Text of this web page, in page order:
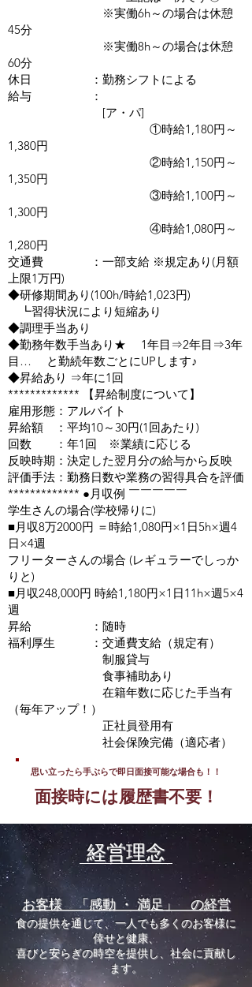
※実働6h～の場合は休憩
45分
※実働8h～の場合は休憩
60分
休日 ：勤務シフトによる
給与 ：
[ア・パ]
①時給1,180円～
1,380円
②時給1,150円～
1,350円
③時給1,100円～
1,300円
④時給1,080円～
1,280円
交通費 ：一部支給 ※規定あり(月額
上限1万円)
◆研修期間あり(100h/時給1,023円)
┗習得状況により短縮あり
◆調理手当あり
◆勤務年数手当あり★ 1年目⇒2年目⇒3年
目… と勤続年数ごとにUPします♪
◆昇給あり ⇒年に1回
************* 【昇給制度について】
雇用形態：アルバイト
昇給額 ：平均10～30円(1回あたり)
回数 ：年1回 ※業績に応じる
反映時期：決定した翌月分の給与から反映
評価手法：勤務日数や業務の習得具合を評価
************* ●月収例 ￣￣￣￣￣
学生さんの場合(学校帰りに)
■月収8万2000円 ＝時給1,080円×1日5h×週4
日×4週
フリーターさんの場合 (レギュラーでしっか
りと)
​■月収248,000円 時給1,180円×1日11h×週5×4
週
昇給 ：随時
​福利厚生 ：交通費支給（規定有）
制服貸与
食事補助あり
在籍年数に応じた手当有
（毎年アップ！）
正社員登用有
社会保険完備（適応者）
思い立ったら手ぶらで即日面接可能な場合も！！
面接時には履歴書不要！
経営理念
お客様 「感動 ・ 満足」 の経営
食の提供を通じて、一人でも多くのお客様に
倖せと健康、
喜びと安らぎの時空を提供し、社会に貢献し
ます。